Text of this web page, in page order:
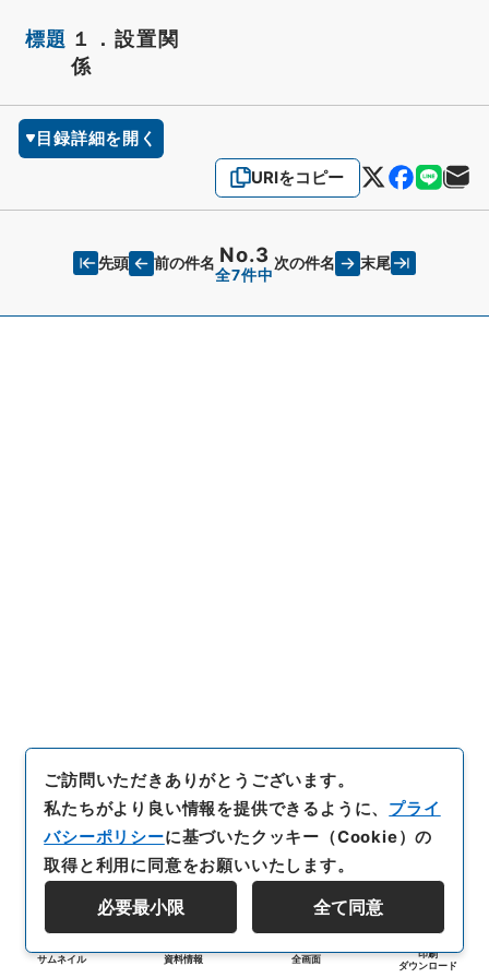
標題 １．設置関
係
目録詳細を開く
URIをコピー
先頭 前の件名 No.3
全7件中
次の件名 末尾
サムネイル 資料情報 全画面
印刷
ダウンロード
ご訪問いただきありがとうございます。
私たちがより良い情報を提供できるように、 プライ
バシーポリシーに基づいたクッキー（Cookie）の
取得と利用に同意をお願いいたします。
必要最小限 全て同意